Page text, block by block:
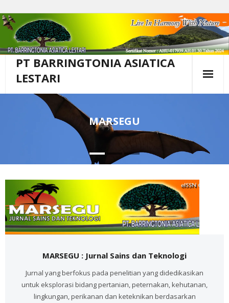
Skip
content
PT BARRINGTONIA ASIATICA
LESTARI
MARSEGU
MARSEGU : Jurnal Sains dan Teknologi
Jurnal yang berfokus pada penelitian yang didedikasikan
untuk eksplorasi bidang pertanian, peternakan, kehutanan,
lingkungan, perikanan dan keteknikan berdasarkan